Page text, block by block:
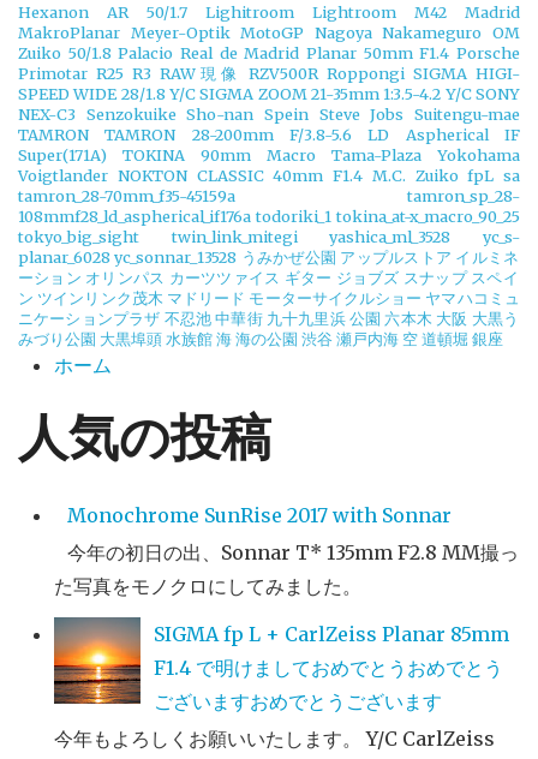
Hexanon AR 50/1.7
Lighitroom Lightroom M42
Madrid
MakroPlanar Meyer-Optik MotoGP Nagoya Nakameguro OM
Zuiko 50/1.8 Palacio Real de Madrid Planar 50mm F1.4 Porsche
Primotar R25 R3 RAW現像 RZV500R Roppongi SIGMA HIGI-
SPEED WIDE 28/1.8 Y/C SIGMA ZOOM 21-35mm 1:3.5-4.2 Y/C SONY
NEX-C3
Senzokuike Sho-nan Spein Steve Jobs
Suitengu-mae
TAMRON
TAMRON 28-200mm F/3.8-5.6 LD Aspherical IF
Super(171A)
TOKINA 90mm Macro
Tama-Plaza Yokohama
Voigtlander NOKTON CLASSIC 40mm F1.4 M.C.
Zuiko fpL sa
tamron_28-70mm_f35-45159a
tamron_sp_28-
108mmf28_ld_aspherical_if176a todoriki_1 tokina_at-x_macro_90_25
tokyo_big_sight
twin_link_mitegi yashica_ml_3528
yc_s-
planar_6028 yc_sonnar_13528 うみかぜ公園 アップルストア イルミネ
ーション オリンパス カーツツァイス ギター ジョブズ スナップ スペイ
ン ツインリンク茂木 マドリード モーターサイクルショー ヤマハコミュ
ニケーションプラザ 不忍池 中華街 九十九里浜公園 六本木 大阪 大黒う
みづり公園 大黒埠頭 水族館海海の公園 渋谷瀬戸内海 空道頓堀 銀座
ホーム
人気の投稿
Monochrome SunRise 2017 with Sonnar
今年の初日の出、Sonnar T* 135mm F2.8 MM撮っ
た写真をモノクロにしてみました。
SIGMA fp L + CarlZeiss Planar 85mm
F1.4 で明けましておめでとうおめでとう
ございますおめでとうございます
今年もよろしくお願いいたします。 Y/C CarlZeiss